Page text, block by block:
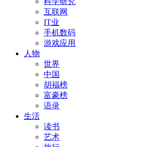
互联网
IT业
手机数码
游戏应用
人物
世界
中国
胡福榜
富豪榜
语录
生活
读书
艺术